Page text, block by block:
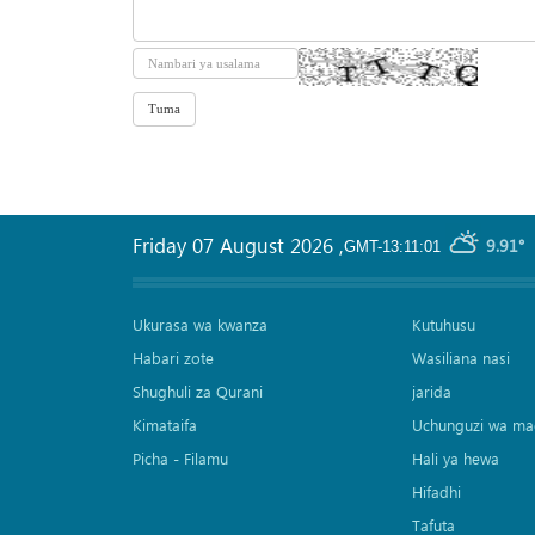
GMT-13:11:01 9.91°
Friday 07 August 2026 ,
Ukurasa wa kwanza
Habari zote
Shughuli za Qurani
Kimataifa
Picha‎ - Filamu‎
Kutuhusu
Wasiliana nasi
jarida
Uchunguzi wa
Hali ya hewa
Hifadhi
Tafuta